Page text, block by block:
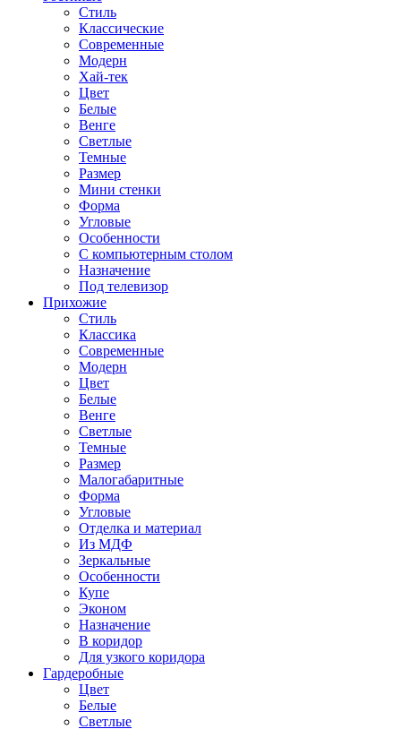
Стиль
Классические
Современные
Модерн
Хай-тек
Цвет
Белые
Венге
Светлые
Темные
Размер
Мини стенки
Форма
Угловые
Особенности
С компьютерным столом
Назначение
Под телевизор
Прихожие
Стиль
Классика
Современные
Модерн
Цвет
Белые
Венге
Светлые
Темные
Размер
Малогабаритные
Форма
Угловые
Отделка и материал
Из МДФ
Зеркальные
Особенности
Купе
Эконом
Назначение
В коридор
Для узкого коридора
Гардеробные
Цвет
Белые
Светлые